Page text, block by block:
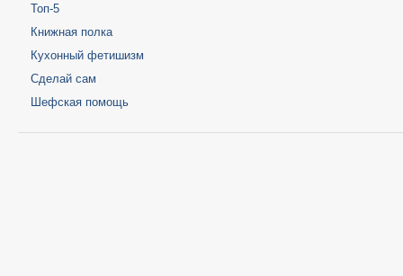
Топ-5
Книжная полка
Кухонный фетишизм
Сделай сам
Шефская помощь